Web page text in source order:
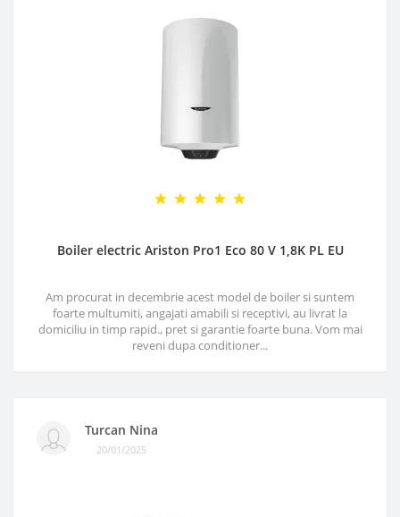
Boiler electric Ariston Pro1 Eco 80 V 1,8K PL EU
Am procurat in decembrie acest model de boiler si suntem
foarte multumiti, angajati amabili si receptivi, au livrat la
domiciliu in timp rapid., pret si garantie foarte buna. Vom mai
reveni dupa conditioner...
Turcan Nina
20/01/2025